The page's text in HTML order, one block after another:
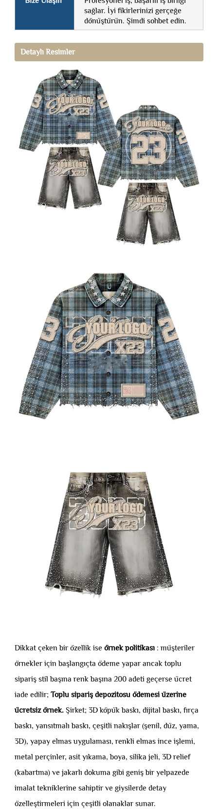
sağlar. İyi fikirlerinizi gerçeğe
dönüştürün. Şimdi sohbet edin.
Detaylı Resimler
Dikkat çeken bir özellik ise örnek politikası : müşteriler
örnekler için başlangıçta ödeme yapar ancak toplu
sipariş stil başına renk başına 200 adeti geçerse ücret
iade edilir; Toplu sipariş depozitosu ödemesi üzerine
ücretsiz örnek. Şirket; 3D köpük baskı, dijital baskı, fırça
baskı, yansıtmalı baskı, çeşitli nakışlar (şenil, düz, yama,
3D), yapay elmas uygulaması, renkli elmas ince işlemi,
metal perçinler, asit yıkama, boya, silika jeli, 3D relief
(kabartma) ve jakarlı dokuma gibi geniş bir yelpazede
imalat tekniklerine sahiptir ve giysilerde detay
özelleştirmeleri için çeşitli olanaklar sunar.